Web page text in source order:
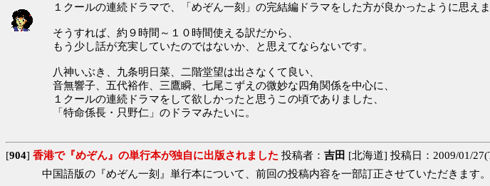
１クールの連続ドラマで、「めぞん一刻」の完結編ドラマをした方が良かったように思えま
そうすれば、約９時間～１０時間使える訳だから、
もう少し話が充実していたのではないか、と思えてならないです。
八神いぶき、九条明日菜、二階堂望は出さなくて良い、
音無響子、五代裕作、三鷹瞬、七尾こずえの微妙な四角関係を中心に、
１クールの連続ドラマをして欲しかったと思うこの頃でありました、
「特命係長・只野仁」のドラマみたいに。
[904] 香港で『めぞん』の単行本が独自に出版されました 投稿者： 吉田 [北海道] 投稿日：2009/01/
中国語版の『めぞん一刻』単行本について、前回の投稿内容を一部訂正させていただきます。